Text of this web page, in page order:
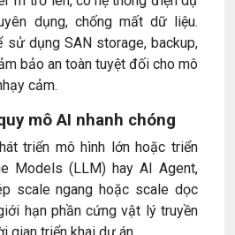
dụng, chống mất dữ liệu.
sử dụng SAN storage, backup,
bảo an toàn tuyệt đối cho mô
cảm.
mô AI nhanh chóng
triển mô hình lớn hoặc triển
Models (LLM) hay AI Agent,
scale ngang hoặc scale dọc
hạn phần cứng vật lý truyền